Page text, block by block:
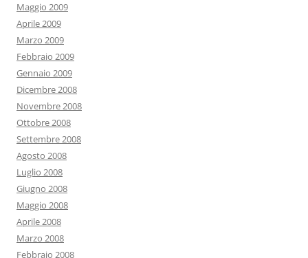
Maggio 2009
Aprile 2009
Marzo 2009
Febbraio 2009
Gennaio 2009
Dicembre 2008
Novembre 2008
Ottobre 2008
Settembre 2008
Agosto 2008
Luglio 2008
Giugno 2008
Maggio 2008
Aprile 2008
Marzo 2008
Febbraio 2008